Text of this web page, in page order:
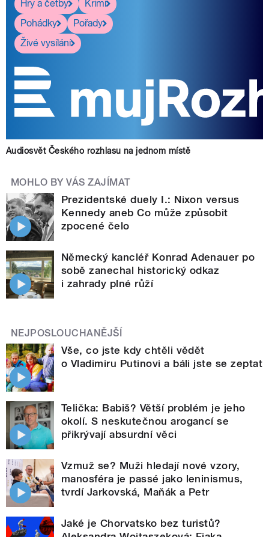
Hry a četby
Krimi
Pohádky
Pořady
Živé vysílání
Audiosvět Českého rozhlasu na jednom místě
MOHLO BY VÁS ZAJÍMAT
Prezidentské duely I.: Nixon versus
Kennedy aneb Co může způsobit
zpocené čelo
Německý kancléř Konrad Adenauer po
sobě zanechal historický odkaz
i zahrady plné růží
NEJPOSLOUCHANĚJŠÍ
Vše, co jste kdy chtěli vědět
o Vladimiru Putinovi a báli jste se zeptat
Telička: Babiš? Větší problém je jeho
okolí. S neskutečnou arogancí se
přikrývají absurdní věci
Vzmuž se? Muži hledají nové vzory,
manosféra je passé jako leninismus,
tvrdí Jarkovská, Maňák a Petr
Jaké je Chorvatsko bez turistů?